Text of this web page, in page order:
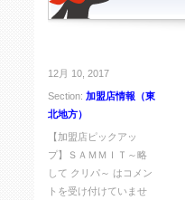
12月 10, 2017
Section: 加盟店情報（東
北地方）
【加盟店ピックアッ
プ】ＳＡＭＭＩＴ～略
して クリパ～ は コメン
トを受け付けていませ